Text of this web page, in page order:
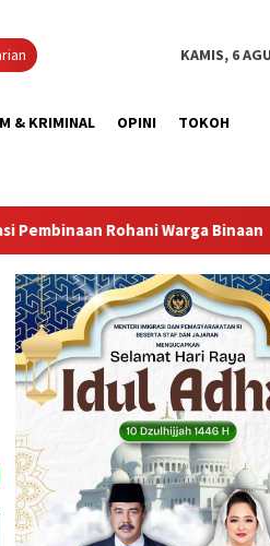
KAMIS, 6
& KRIMINAL OPINI TOKOH
Bangun Kesamaan